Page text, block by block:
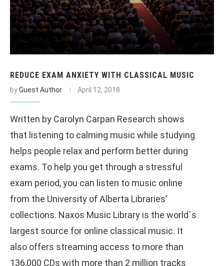
REDUCE EXAM ANXIETY WITH CLASSICAL MUSIC
byGuest Author April 12, 2018
Written by Carolyn Carpan Research shows
that listening to calming music while studying
helps people relax and perform better during
exams. To help you get through a stressful
exam period, you can listen to music online
from the University of Alberta Libraries’
collections. Naxos Music Library is the world´s
largest source for online classical music. It
also offers streaming access to more than
136,000 CDs with more than 2 million tracks